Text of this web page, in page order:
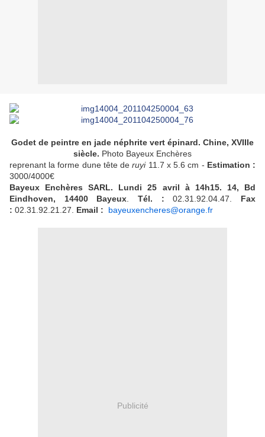
Godet de peintre en jade néphrite vert épinard. Chine, XVIIIe
siècle. Photo Bayeux Enchères
reprenant la forme dune tête deruyi 11.7 x 5.6 cm - Estimation :
3000/4000€
Bayeux Enchères SARL. Lundi 25 avril à 14h15. 14, Bd
Eindhoven, 14400 Bayeux .Tél. :02.31.92.04.47. Fax
: 02.31.92.21.27. Email : bayeuxencheres@orange.fr
Publicité